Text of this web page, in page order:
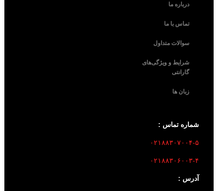
درباره ما
تماس با ما
سوالات متداول
شرایط و ویژگی‌های
گارانتی
زبان ها
شماره تماس :
۰۲۱۸۸۳۰۷۰۰۴-۵
۰۲۱۸۸۳۰۶۰۰۳-۴
آدرس :